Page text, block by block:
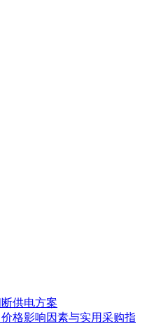
供电方案
格影响因素与实用采购指